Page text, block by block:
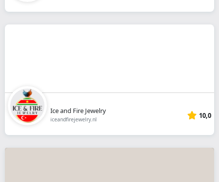
Ice and Fire Jewelry
iceandfirejewelry.nl 10,0